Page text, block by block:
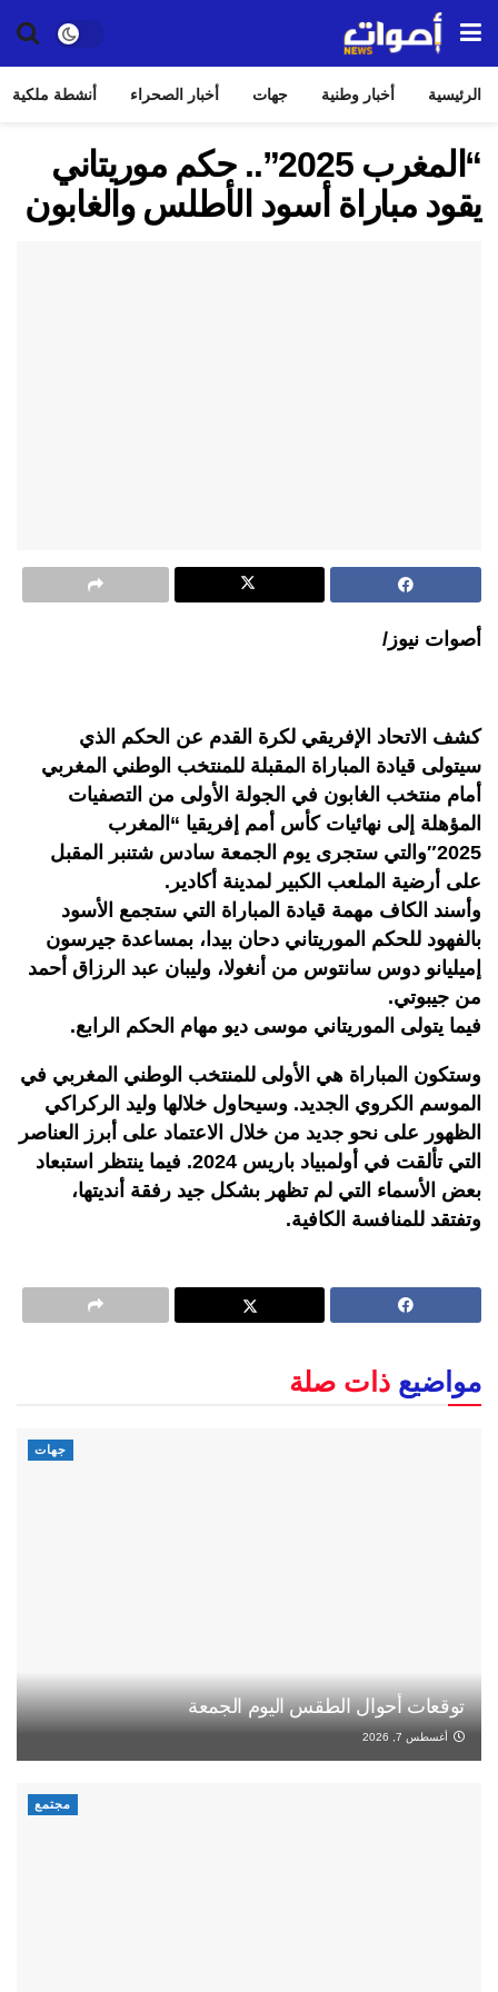
الرئيسية أخبار وطنية جهات أخبار الصحراء أنشطة ملكية
“المغرب 2025”.. حكم موريتاني
يقود مباراة أسود الأطلس والغابون
أصوات نيوز/
كشف الاتحاد الإفريقي لكرة القدم عن الحكم الذي
سيتولى قيادة المباراة المقبلة للمنتخب الوطني المغربي
أمام منتخب الغابون في الجولة الأولى من التصفيات
المؤهلة إلى نهائيات كأس أمم إفريقيا “المغرب
2025″والتي ستجرى يوم الجمعة سادس شتنبر المقبل
على أرضية الملعب الكبير لمدينة أكادير.
وأسند الكاف مهمة قيادة المباراة التي ستجمع الأسود
بالفهود للحكم الموريتاني دحان بيدا، بمساعدة جيرسون
إميليانو دوس سانتوس من أنغولا، وليبان عبد الرزاق أحمد
من جيبوتي.
فيما يتولى الموريتاني موسى ديو مهام الحكم الرابع.
وستكون المباراة هي الأولى للمنتخب الوطني المغربي في
الموسم الكروي الجديد. وسيحاول خلالها وليد الركراكي
الظهور على نحو جديد من خلال الاعتماد على أبرز العناصر
التي تألقت في أولمبياد باريس 2024. فيما ينتظر استبعاد
بعض الأسماء التي لم تظهر بشكل جيد رفقة أنديتها،
وتفتقد للمنافسة الكافية.
مواضيع ذات صلة
جهات
توقعات أحوال الطقس اليوم الجمعة
أغسطس 7, 2026
مجتمع